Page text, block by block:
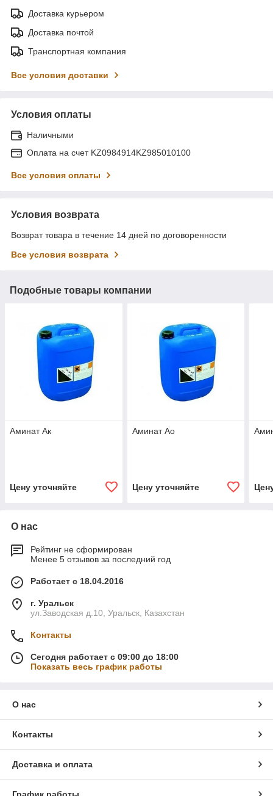
Доставка курьером
Доставка почтой
Транспортная компания
Все условия доставки
Условия оплаты
Наличными
Оплата на счет KZ0984914KZ985010100
Все условия оплаты
Условия возврата
Возврат товара в течение 14 дней по договоренности
Все условия возврата
Подобные товары компании
Аминат Ак
Цену уточняйте
Аминат Ао
Цену уточняйте
О нас
Рейтинг не сформирован
Менее 5 отзывов за последний год
Работает с 18.04.2016
г. Уральск
ул.Заводская д.10, Уральск, Казахстан
Контакты
Сегодня работает с 09:00 до 18:00
Показать весь график работы
О нас
Контакты
Доставка и оплата